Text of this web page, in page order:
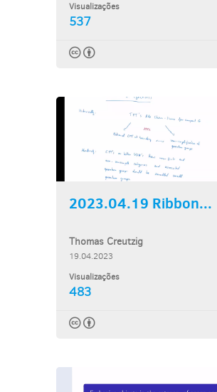
Visualizações
537
2023.04.19 Ribbon...
Thomas Creutzig
19.04.2023
Visualizações
483